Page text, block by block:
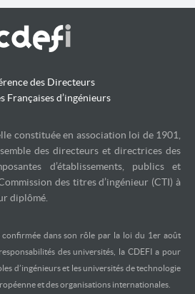
des Directeurs
Françaises d’ingénieurs
constituée en association loi de 1901,
des directeurs et directrices des
d’établissements, publics et
des titres d’ingénieur (CTI) à
diplômé.
dans son rôle par la loi du 1er août
des universités, la CDEFI a pour
d’ingénieurs et les universités de technologie
et des organisations internationales.